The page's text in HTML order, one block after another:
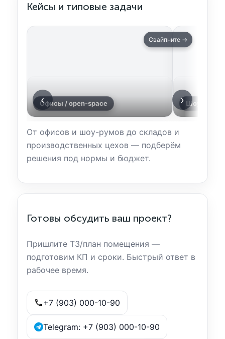
Кейсы и типовые задачи
‹
Офисы / open-space Шоу-румы
›
Свайпните →
От офисов и шоу-румов до складов и
производственных цехов — подберём
решения под нормы и бюджет.
Готовы обсудить ваш проект?
Пришлите ТЗ/план помещения —
подготовим КП и сроки. Быстрый ответ в
рабочее время.
+7 (903) 000-10-90
Telegram: +7 (903) 000-10-90